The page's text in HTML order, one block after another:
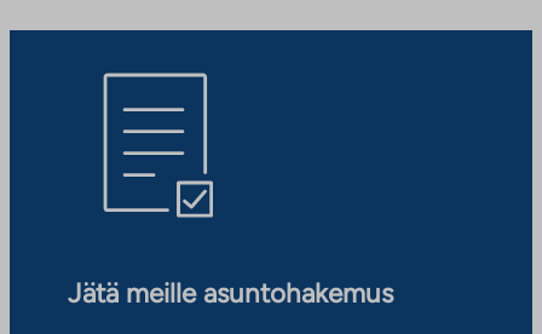
Jätä meille asuntohakemus